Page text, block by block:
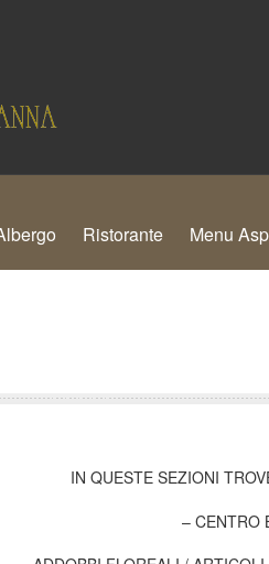
Ristorante Menu
IN QUESTE SEZIONI
– CENTRO